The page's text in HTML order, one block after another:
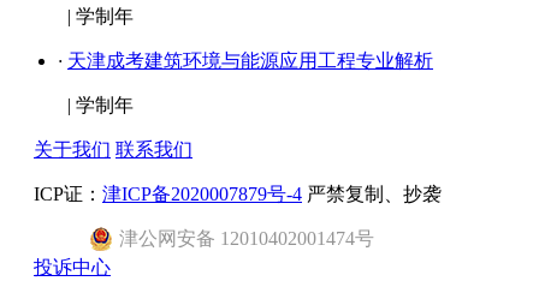
| 学制年
· 天津成考建筑环境与能源应用工程专业解析
| 学制年
关于我们 联系我们
ICP证： 津ICP备2020007879号-4 严禁复制、抄袭
津公网安备 12010402001474号
投诉中心